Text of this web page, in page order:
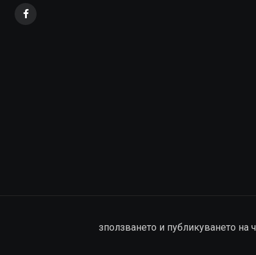
зползването и публикуването